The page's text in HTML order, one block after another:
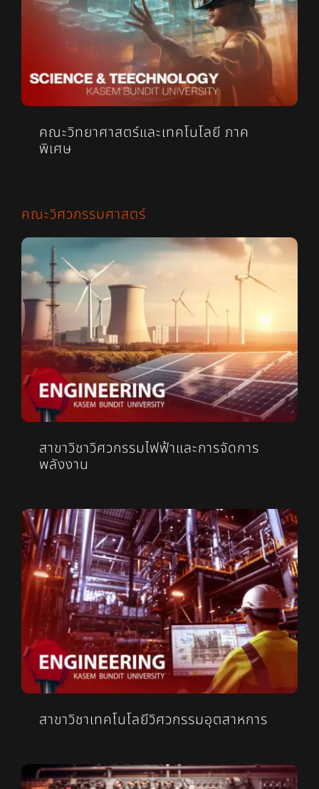
คณะวิทยาศาสตร์และเทคโนโลยี ภาค
พิเศษ
คณะวิศวกรรมศาสตร์
สาขาวิชาวิศวกรรมไฟฟ้าและการจัดการ
พลังงาน
สาขาวิชาเทคโนโลยีวิศวกรรมอุตสาหการ